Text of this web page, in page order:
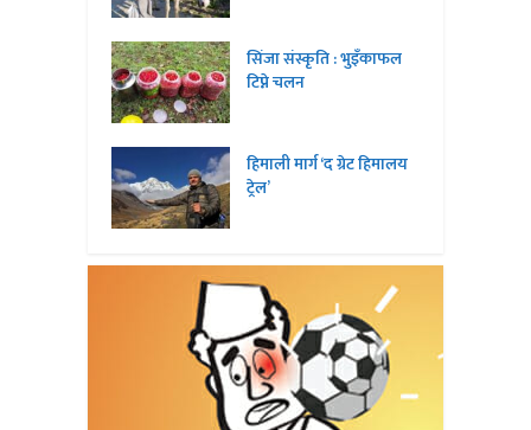
सिंजा संस्कृति : भुइँकाफल
टिप्ने चलन
हिमाली मार्ग ‘द ग्रेट हिमालय
ट्रेल’